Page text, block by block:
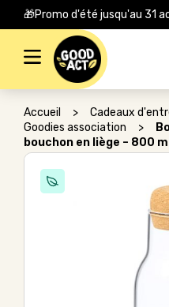
🎁Promo d'été jusqu'au 31
Rechercher :
Accueil > Cadeaux
Goodies association
>
bouchon en liège – 800 ml